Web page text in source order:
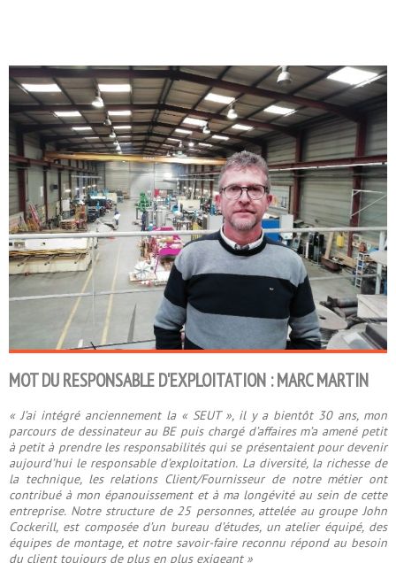
MOT DU RESPONSABLE D'EXPLOITATION : MARC MARTIN
« J’ai intégré anciennement la « SEUT », il y a bientôt 30 ans, mon
parcours de dessinateur au BE puis chargé d’affaires m’a amené petit
à petit à prendre les responsabilités qui se présentaient pour devenir
aujourd’hui le responsable d’exploitation. La diversité, la richesse de
la technique, les relations Client/Fournisseur de notre métier ont
contribué à mon épanouissement et à ma longévité au sein de cette
entreprise. Notre structure de 25 personnes, attelée au groupe John
Cockerill, est composée d’un bureau d’études, un atelier équipé, des
équipes de montage, et notre savoir-faire reconnu répond au besoin
du client toujours de plus en plus exigeant »